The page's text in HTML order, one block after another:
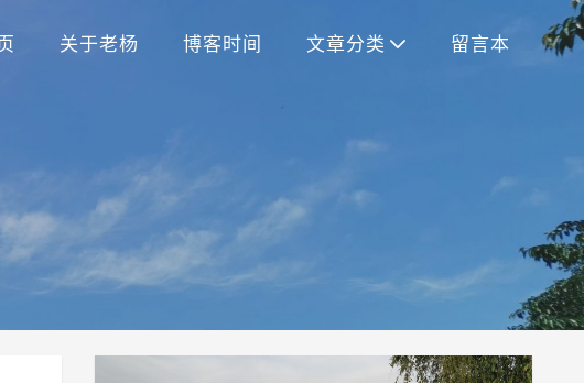
关于老杨 博客时间 文章分类 留言本